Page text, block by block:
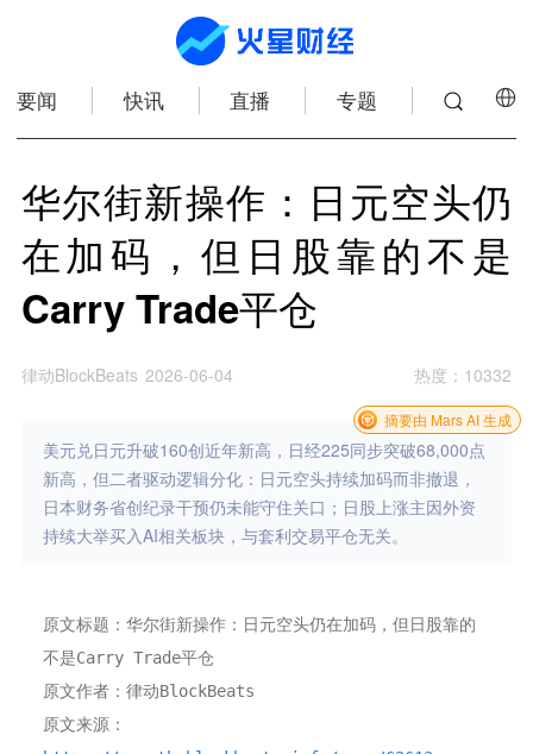
要闻 快讯 直播 专题
华尔街新操作：日元空头仍
在加码，但日股靠的不是
Carry Trade平仓
律动BlockBeats 2026-06-04 热度 ： 10332
美元兑日元升破160创近年新高，日经225同步突破68,000点
新高，但二者驱动逻辑分化：日元空头持续加码而非撤退，
日本财务省创纪录干预仍未能守住关口；日股上涨主因外资
持续大举买入AI相关板块，与套利交易平仓无关。
摘要由 Mars AI 生成
原文标题：华尔街新操作：日元空头仍在加码，但日股靠的
不是Carry Trade平仓
原文作者：律动BlockBeats
原文来源：